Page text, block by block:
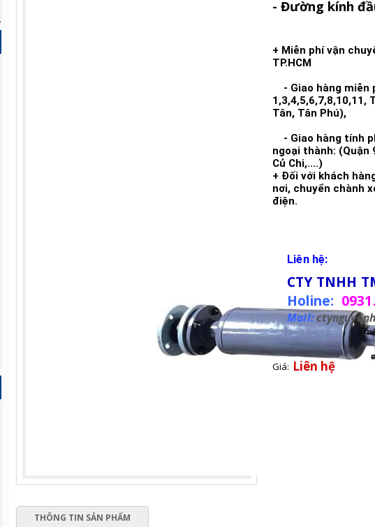
- Đường kính
+ Miễn phí vận
TP.HCM
- Giao hàng miễn
1,3,4,5,6,7,8,10,11,
Tân, Tân Phú),
- Giao hàng tính
ngoại thành: (Quận
Củ Chi,....)
+ Đối với khách
nơi, chuyển chành
điện.
Liên hệ:
CTY TNHH
Holine:
Mail:
Giá: Liên hệ
THÔNG TIN SẢN PHẨM